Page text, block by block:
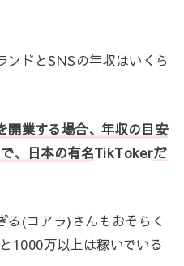
ンドとSNSの年収はいくら
開業する場合、年収の目安
、日本の有名TikTokerだ
る(コアラ)さんもおそらく
1000万以上は稼いでいる